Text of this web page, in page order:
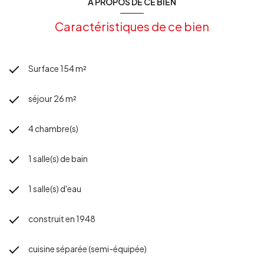
Caractéristiques de ce bien
Surface 154 m²
séjour 26 m²
4 chambre(s)
1 salle(s) de bain
1 salle(s) d'eau
construit en 1948
cuisine séparée (semi-équipée)